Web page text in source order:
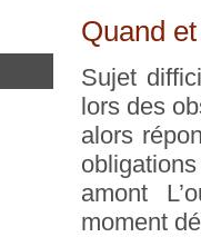
Quand
Sujet
lors des
alors
amont
moment